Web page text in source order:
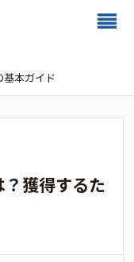
基本ガイド
獲得するた